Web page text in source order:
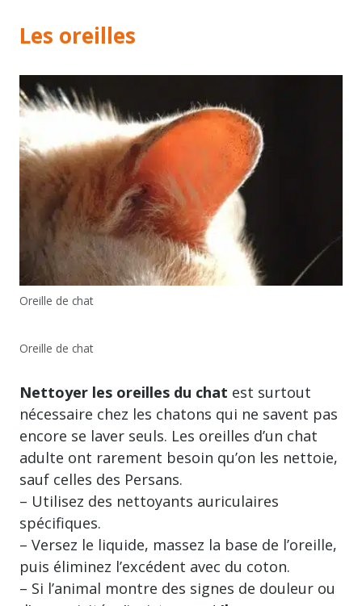
Les oreilles
Oreille de chat
Oreille de chat
Nettoyer les oreilles du chat est surtout
nécessaire chez les chatons qui ne savent pas
encore se laver seuls. Les oreilles d’un chat
adulte ont rarement besoin qu’on les nettoie,
sauf celles des Persans.
– Utilisez des nettoyants auriculaires
spécifiques.
– Versez le liquide, massez la base de l’oreille,
puis éliminez l’excédent avec du coton.
– Si l’animal montre des signes de douleur ou